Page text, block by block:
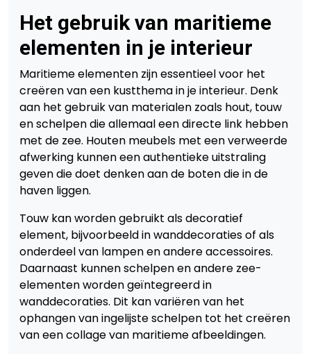
Het gebruik van maritieme
elementen in je interieur
Maritieme elementen zijn essentieel voor het
creëren van een kustthema in je interieur. Denk
aan het gebruik van materialen zoals hout, touw
en schelpen die allemaal een directe link hebben
met de zee. Houten meubels met een verweerde
afwerking kunnen een authentieke uitstraling
geven die doet denken aan de boten die in de
haven liggen.
Touw kan worden gebruikt als decoratief
element, bijvoorbeeld in wanddecoraties of als
onderdeel van lampen en andere accessoires.
Daarnaast kunnen schelpen en andere zee-
elementen worden geïntegreerd in
wanddecoraties. Dit kan variëren van het
ophangen van ingelijste schelpen tot het creëren
van een collage van maritieme afbeeldingen.